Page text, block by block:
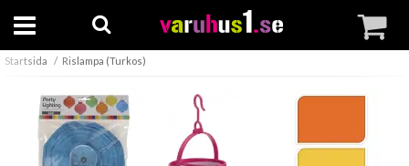
Startsida Rislampa (Turkos)